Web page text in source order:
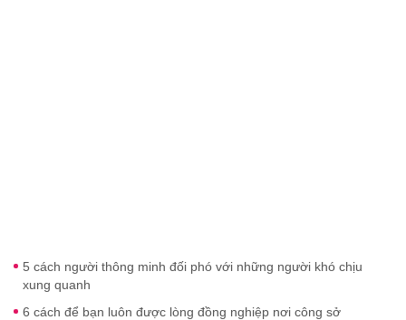
5 cách người thông minh đối phó với những người khó chịu
xung quanh
6 cách để bạn luôn được lòng đồng nghiệp nơi công sở